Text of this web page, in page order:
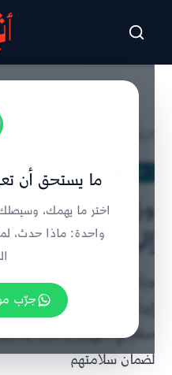
تخطى للمحتوى الرئيسي
وزارة الخارجية
إلى أرض الوطن
وزارة الخارجية العُمانية
إيران ودول الخليج عبر
سفارتي طهران وأنقرة
لضمان سلامتهم
ما يستحق أن
اختر ما يهمك،
واحدة: ماذا حدث،
جرّب